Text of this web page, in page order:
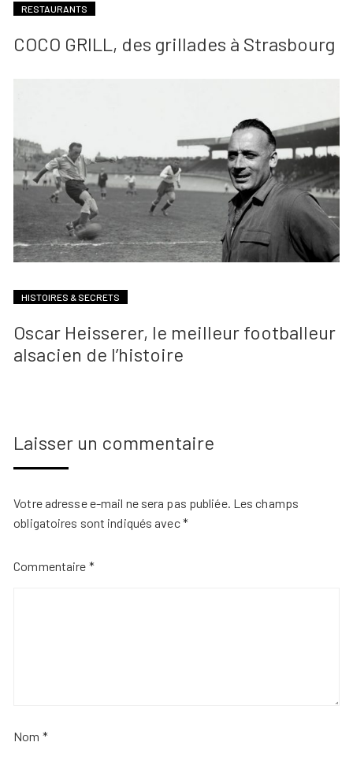
RESTAURANTS
COCO GRILL, des grillades à Strasbourg
HISTOIRES & SECRETS
Oscar Heisserer, le meilleur footballeur
alsacien de l’histoire
Laisser un commentaire
Votre adresse e-mail ne sera pas publiée. Les champs
obligatoires sont indiqués avec*
Commentaire *
Nom *